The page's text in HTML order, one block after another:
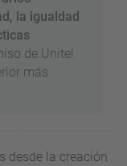
la igualdad
de Unite!
más
desde la creación